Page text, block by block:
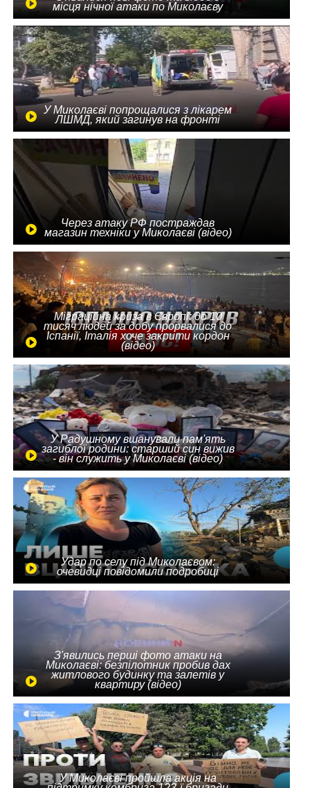
місця нічної атаки по Миколаєву
У Миколаєві попрощалися з лікарем
ЛШМД, який загинув на фронті
Через атаку РФ постраждав
магазин техніки у Миколаєві (відео)
Міграційна криза в Європі: до 10
тисяч людей за добу прорвалися до
Іспанії, Італія хоче закрити кордон
(відео)
У Радушному вшанували пам'ять
загиблої родини: старший син вижив
- він служить у Миколаєві (відео)
Удар по селу під Миколаєвом:
очевидці повідомили подробиці
З'явились перші фото атаки на
Миколаєві: безпілотник пробив дах
житлового будинку та залетів у
квартиру (відео)
У Миколаєві пройшла акція на